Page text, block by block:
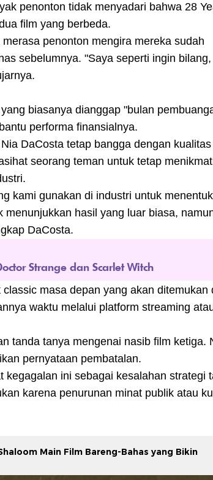
penonton tidak menyadari bahwa 28
film yang berbeda.
penonton mengira mereka sudah
sebelumnya. "Saya seperti ingin bilang,
biasanya dianggap "bulan
performa finansialnya.
DaCosta tetap bangga dengan
seorang teman untuk tetap
kami gunakan di industri untuk
hasil yang luar biasa,
DaCosta.
Strange dan Scarlet Witch
masa depan yang akan ditemukan
waktu melalui platform streaming
tanda tanya mengenai nasib film ketiga.
pernyataan pembatalan.
ini sebagai kesalahan strategi
karena penurunan minat publik atau
Main Film Bareng-Bahas yang Bikin